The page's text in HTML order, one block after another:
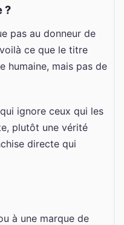
?
pas au donneur de
ce que le titre
humaine, mais pas de
ignore ceux qui les
plutôt une vérité
directe qui
à une marque de